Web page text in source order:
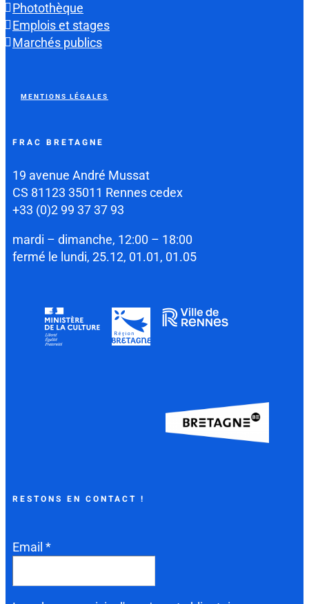
Photothèque
Emplois et stages
Marchés publics
MENTIONS LÉGALES
FRAC BRETAGNE
19 avenue André Mussat
CS 81123 35011 Rennes cedex
+33 (0)2 99 37 37 93
mardi – dimanche, 12:00 – 18:00
fermé le lundi, 25.12, 01.01, 01.05
RESTONS EN CONTACT !
Email *